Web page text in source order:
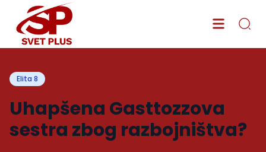
Elita 8
Uhapšena Gasttozzova
sestra zbog razbojništva?